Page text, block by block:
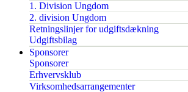
1. Division Ungdom
2. division Ungdom
Retningslinjer for udgiftsdækning
Udgiftsbilag
Sponsorer
Sponsorer
Erhvervsklub
Virksomhedsarrangementer